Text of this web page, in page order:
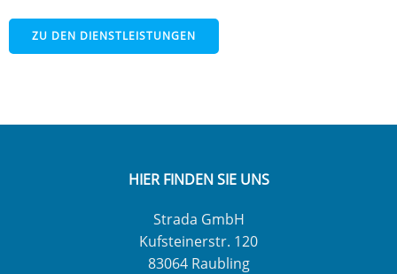
ZU DEN DIENSTLEISTUNGEN
HIER FINDEN SIE UNS
Strada GmbH
Kufsteinerstr. 120
83064 Raubling